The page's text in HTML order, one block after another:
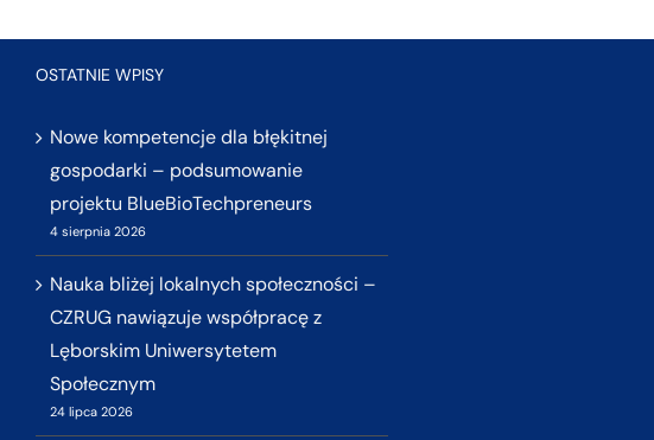
OSTATNIE WPISY
Nowe kompetencje dla błękitnej
gospodarki – podsumowanie
projektu BlueBioTechpreneurs
4 sierpnia 2026
Nauka bliżej lokalnych społeczności –
CZRUG nawiązuje współpracę z
Lęborskim Uniwersytetem
Społecznym
24 lipca 2026